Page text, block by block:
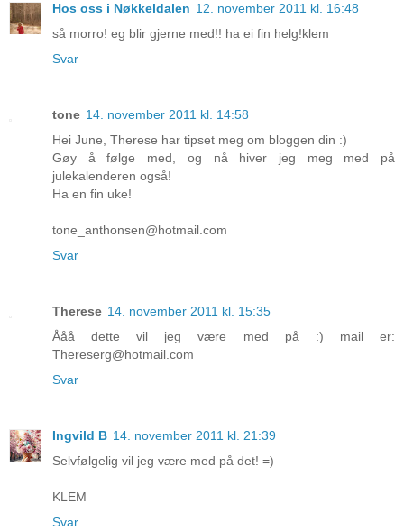
Hos oss i Nøkkeldalen 12. november 2011 kl. 16:48
så morro! eg blir gjerne med!! ha ei fin helg!klem
Svar
tone 14. november 2011 kl. 14:58
Hei June, Therese har tipset meg om bloggen din :)
Gøy å følge med, og nå hiver jeg meg med på
julekalenderen også!
Ha en fin uke!
tone_anthonsen@hotmail.com
Svar
Therese 14. november 2011 kl. 15:35
Ååå dette vil jeg være med på :) mail er:
Thereserg@hotmail.com
Svar
Ingvild B 14. november 2011 kl. 21:39
Selvfølgelig vil jeg være med på det! =)
KLEM
Svar